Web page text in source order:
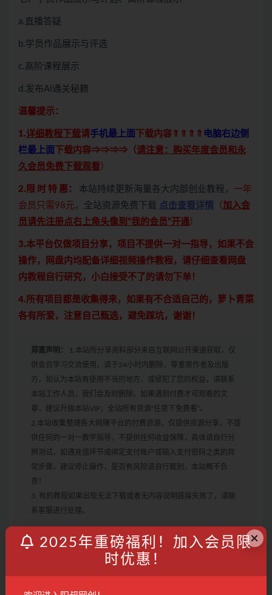
a.直播答疑
b.学员作品展示与评选
c.高阶课程展示
d.发布Al通关秘籍
温馨提示：
1.详细教程下载请手机最上面 下载内容⇑⇑⇑⇑ 电脑右边侧
栏最上面 下载内容⇒⇒⇒⇒（请注意：购买年度会员和永
久会员免费下载观看）
2.限 时 特 惠 ： 本站持续更新海量各大内部创业教程， 一年
会员只需98元 ，全站资源免费下载 点击查看详情 （ 加入会
员请先注册点右上角头像到“我的会员”开通 ）
3.本平台仅做项目分享，项目不提供一对一指导，如果不会
操作，网盘内均配备详细视频操作教程，请仔细查看网盘
内教程自行研究，小白接受不了的请勿下单！
4.所有项目都是收集得来，如果有不合适自己的，萝卜青菜
各有所爱，注意自己甄选，避免踩坑，谢谢！
郑重声明：
1.本站所分享资料部分来自互联网公开渠道获取，仅
供会员学习交流使用，请于24小时内删除，尊重原作者及出版
方，如认为本站有使用不当的地方，或侵犯了您的权益，请联系
本站工作人员，我们会及时删除。如果遇到付费才可观看的文
章，建议升级本站VIP，全站所有资源“任意下免费看”。
2.本站收集整理各大网赚平台的付费资源，仅提供资源分享，不提
供任何的一对一教学指导，不提供任何收益保障，具体请自行分
辨测试，如遇充值环节或绑定支付账户或输入支付密码之类的异
常步骤，建议停止操作，是否有风险请自行甄别，本站概不负
责！
3. 有的教程如果出现无法下载或者无内容说明链接失效了，请联
系客服进行处理。
AI Chat GPT GPT
收藏 海报 链接
×
2025年重磅福利！加入会员限
时优惠！